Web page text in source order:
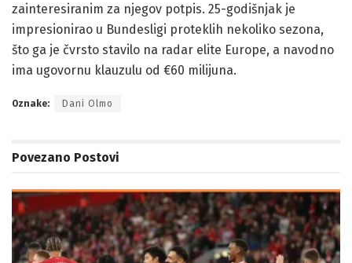
zainteresiranim za njegov potpis. 25-godišnjak je
impresionirao u Bundesligi proteklih nekoliko sezona,
što ga je čvrsto stavilo na radar elite Europe, a navodno
ima ugovornu klauzulu od €60 milijuna.
Oznake: Dani Olmo
Povezano Postovi